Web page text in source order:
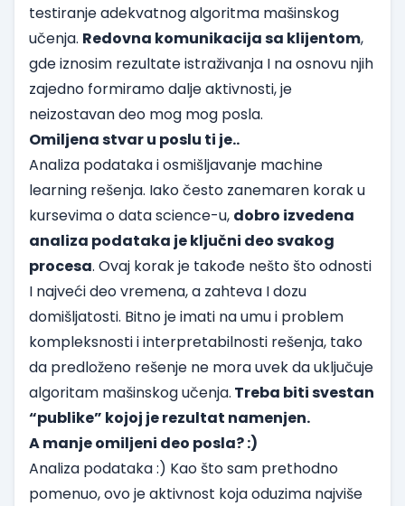
testiranje adekvatnog algoritma mašinskog
učenja. Redovna komunikacija sa klijentom,
gde iznosim rezultate istraživanja I na osnovu njih
zajedno formiramo dalje aktivnosti, je
neizostavan deo mog mog posla.
Omiljena stvar u poslu ti je..
Analiza podataka i osmišljavanje machine
learning rešenja. Iako često zanemaren korak u
kursevima o data science-u, dobro izvedena
analiza podataka je ključni deo svakog
procesa. Ovaj korak je takođe nešto što odnosti
I najveći deo vremena, a zahteva I dozu
domišljatosti. Bitno je imati na umu i problem
kompleksnosti i interpretabilnosti rešenja, tako
da predloženo rešenje ne mora uvek da uključuje
algoritam mašinskog učenja. Treba biti svestan
“publike” kojoj je rezultat namenjen.
A manje omiljeni deo posla? :)
Analiza podataka :) Kao što sam prethodno
pomenuo, ovo je aktivnost koja oduzima najviše